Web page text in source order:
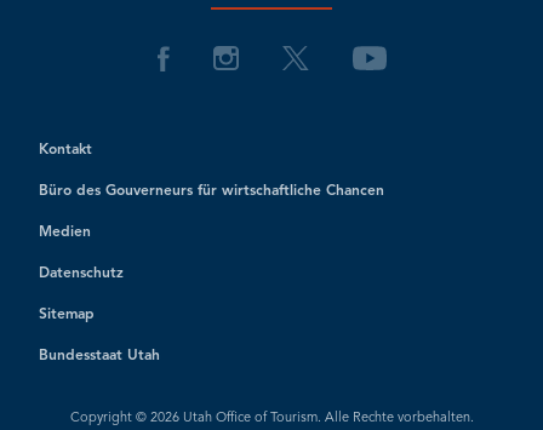
Kontakt
Büro des Gouverneurs für wirtschaftliche Chancen
Medien
Datenschutz
Sitemap
Bundesstaat Utah
Copyright © 2026 Utah Office of Tourism. Alle Rechte vorbehalten.